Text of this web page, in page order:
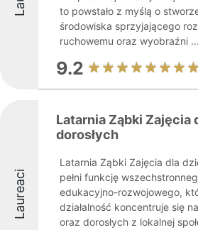
to powstało z myślą o
środowiska sprzyjającego
ruchowemu oraz wyobraźni ...
9.2
Laureaci
Latarnia Ząbki Zajęcia
dorosłych
Latarnia Ząbki Zajęcia dla
pełni funkcję
edukacyjno-rozwojowego,
działalność koncentruje się
oraz dorosłych z lokalnej